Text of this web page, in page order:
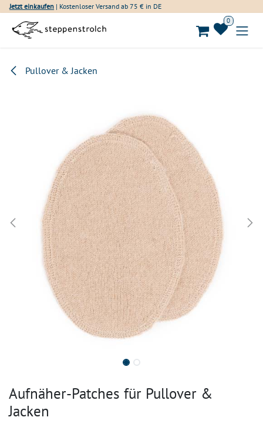
Zum Inhalt springen
Jetzt einkaufen | Kostenloser Versand ab 75 € in DE
0
Pullover & Jacken
Aufnäher-Patches für Pullover &
Jacken